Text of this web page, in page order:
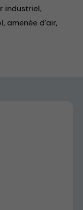
industriel,
amenée d’air,